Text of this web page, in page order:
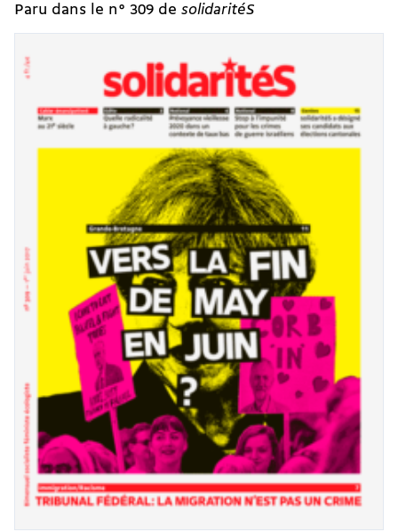
Paru dans le n° 309 de solidaritéS